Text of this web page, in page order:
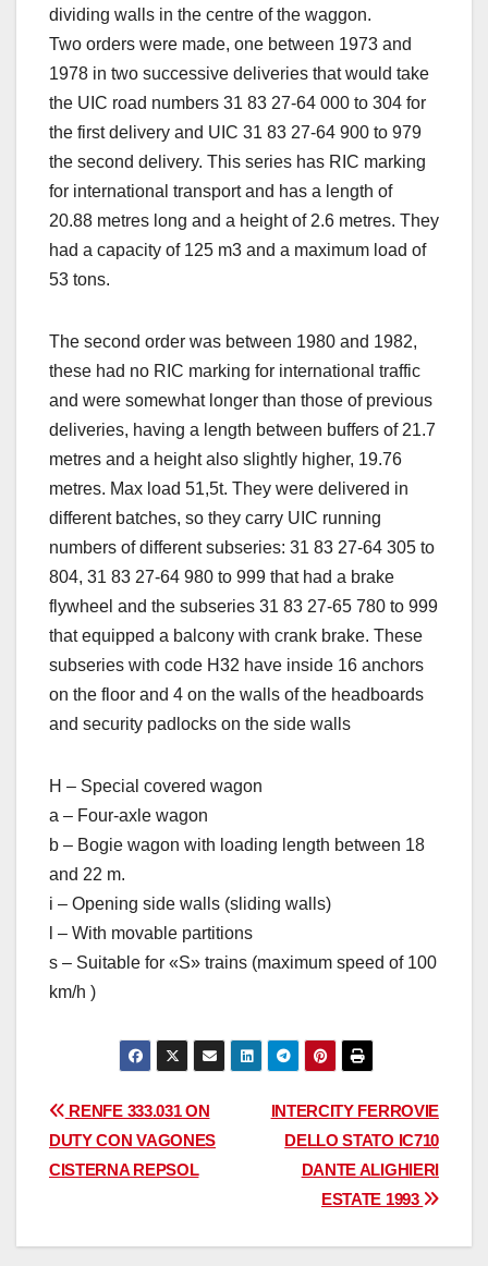
dividing walls in the centre of the waggon.
Two orders were made, one between 1973 and
1978 in two successive deliveries that would take
the UIC road numbers 31 83 27-64 000 to 304 for
the first delivery and UIC 31 83 27-64 900 to 979
the second delivery. This series has RIC marking
for international transport and has a length of
20.88 metres long and a height of 2.6 metres. They
had a capacity of 125 m3 and a maximum load of
53 tons.
The second order was between 1980 and 1982,
these had no RIC marking for international traffic
and were somewhat longer than those of previous
deliveries, having a length between buffers of 21.7
metres and a height also slightly higher, 19.76
metres. Max load 51,5t. They were delivered in
different batches, so they carry UIC running
numbers of different subseries: 31 83 27-64 305 to
804, 31 83 27-64 980 to 999 that had a brake
flywheel and the subseries 31 83 27-65 780 to 999
that equipped a balcony with crank brake. These
subseries with code H32 have inside 16 anchors
on the floor and 4 on the walls of the headboards
and security padlocks on the side walls
H – Special covered wagon
a – Four-axle wagon
b – Bogie wagon with loading length between 18
and 22 m.
i – Opening side walls (sliding walls)
l – With movable partitions
s – Suitable for «S» trains (maximum speed of 100
km/h )
Navegación
de
INTERCITY FERROVIE
DELLO STATO IC710
DANTE ALIGHIERI
ESTATE 1993
RENFE 333.031 ON
DUTY CON VAGONES
CISTERNA REPSOL